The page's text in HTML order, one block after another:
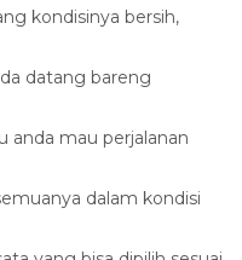
kondisinya bersih,
datang bareng
anda mau perjalanan
dalam kondisi